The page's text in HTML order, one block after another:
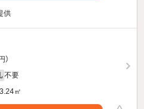
供
）
不要
㎡